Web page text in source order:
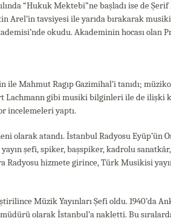
“Hukuk Mektebi”ne başladı ise de
Arel’in tavsiyesi ile yarıda bırakarak
okudu. Akademinin hocası olan
ile Mahmut Ragıp Gazimihal’i tanıdı;
Lachmann gibi musiki bilginleri ile de
incelemeleri yaptı.
olarak atandı. İstanbul Radyosu Eyüp’ün
şefi, spiker, başspiker, kadrolu
Radyosu hizmete girince, Türk Musikisi
Müzik Yayınları Şefioldu. 1940’da
olarak İstanbul’a nakletti. Bu